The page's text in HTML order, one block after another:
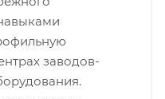
заводов-